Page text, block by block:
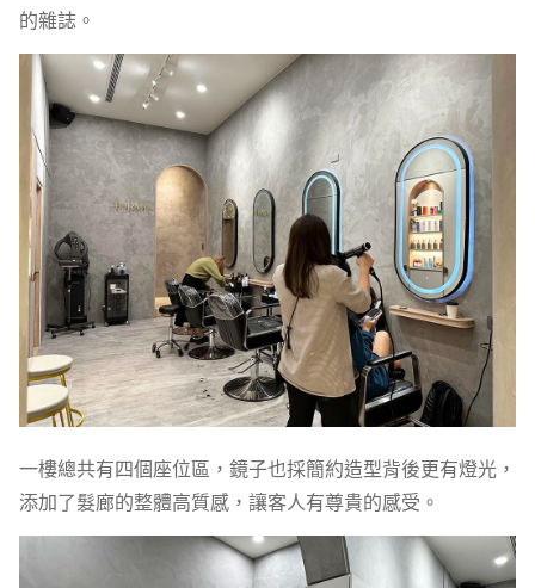
的雜誌。
一樓總共有四個座位區，鏡子也採簡約造型背後更有燈光，
添加了髮廊的整體高質感，讓客人有尊貴的感受。